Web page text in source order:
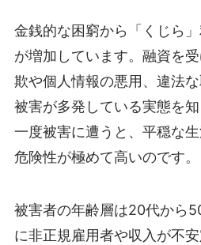
金銭的な困窮から「くじら
が増加しています。融資を
欺や個人情報の悪用、違法
被害が多発している実態を知
一度被害に遭うと、平穏な
危険性が極めて高いのです。
被害者の年齢層は20代から
に非正規雇用者や収入が不